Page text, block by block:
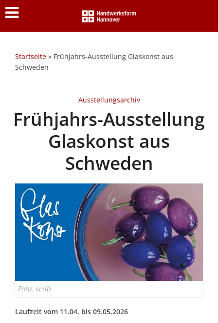
Startseite » Frühjahrs-Ausstellung Glaskonst aus
Schweden
Ausstellungsarchiv
Frühjahrs-Ausstellung
Glaskonst aus
Schweden
Foto: scdb
Laufzeit vom 11.04. bis 09.05.2026